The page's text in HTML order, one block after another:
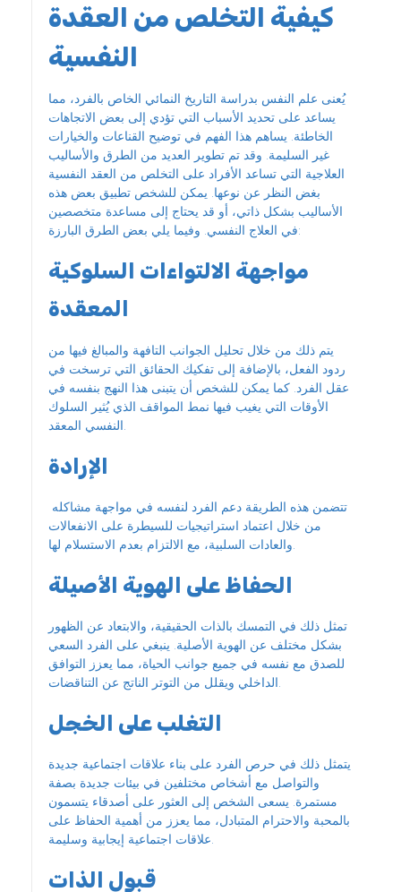
كيفية التخلص من العقدة
النفسية
يُعنى علم النفس بدراسة التاريخ النمائي الخاص بالفرد، مما
يساعد على تحديد الأسباب التي تؤدي إلى بعض الاتجاهات
الخاطئة. يساهم هذا الفهم في توضيح القناعات والخيارات
غير السليمة. وقد تم تطوير العديد من الطرق والأساليب
العلاجية التي تساعد الأفراد على التخلص من العقد النفسية
بغض النظر عن نوعها. يمكن للشخص تطبيق بعض هذه
الأساليب بشكل ذاتي، أو قد يحتاج إلى مساعدة متخصصين
في العلاج النفسي. وفيما يلي بعض الطرق البارزة:
مواجهة الالتواءات السلوكية
المعقدة
يتم ذلك من خلال تحليل الجوانب التافهة والمبالغ فيها من
ردود الفعل، بالإضافة إلى تفكيك الحقائق التي ترسخت في
عقل الفرد. كما يمكن للشخص أن يتبنى هذا النهج بنفسه في
الأوقات التي يغيب فيها نمط المواقف الذي يُثير السلوك
النفسي المعقد.
الإرادة
من خلال اعتماد استراتيجيات للسيطرة على الانفعالات
والعادات السلبية، مع الالتزام بعدم الاستسلام لها.
الحفاظ على الهوية الأصيلة
تمثل ذلك في التمسك بالذات الحقيقية، والابتعاد عن الظهور
بشكل مختلف عن الهوية الأصلية. ينبغي على الفرد السعي
للصدق مع نفسه في جميع جوانب الحياة، مما يعزز التوافق
الداخلي ويقلل من التوتر الناتج عن التناقضات.
التغلب على الخجل
يتمثل ذلك في حرص الفرد على بناء علاقات اجتماعية جديدة
والتواصل مع أشخاص مختلفين في بيئات جديدة بصفة
مستمرة. يسعى الشخص إلى العثور على أصدقاء يتسمون
بالمحبة والاحترام المتبادل، مما يعزز من أهمية الحفاظ على
علاقات اجتماعية إيجابية وسليمة.
قبول الذات